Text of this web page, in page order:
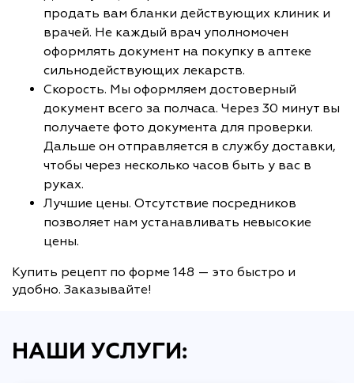
продать вам бланки действующих клиник и
врачей. Не каждый врач уполномочен
оформлять документ на покупку в аптеке
сильнодействующих лекарств.
Скорость. Мы оформляем достоверный
документ всего за полчаса. Через 30 минут вы
получаете фото документа для проверки.
Дальше он отправляется в службу доставки,
чтобы через несколько часов быть у вас в
руках.
Лучшие цены. Отсутствие посредников
позволяет нам устанавливать невысокие
цены.
Купить рецепт по форме 148 — это быстро и
удобно. Заказывайте!
НАШИ УСЛУГИ: